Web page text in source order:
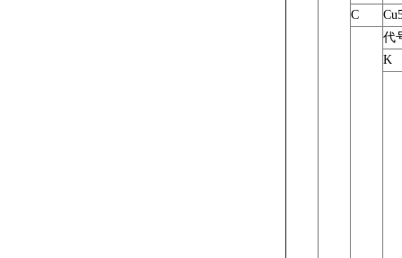
C
代
K